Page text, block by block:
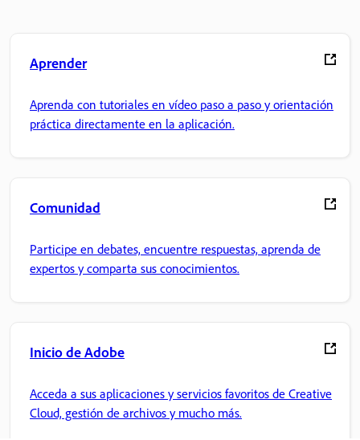
Aprender
Aprenda con tutoriales en vídeo paso a paso y orientación
práctica directamente en la aplicación.
Comunidad
Participe en debates, encuentre respuestas, aprenda de
expertos y comparta sus conocimientos.
Inicio de Adobe
Acceda a sus aplicaciones y servicios favoritos de Creative
Cloud, gestión de archivos y mucho más.